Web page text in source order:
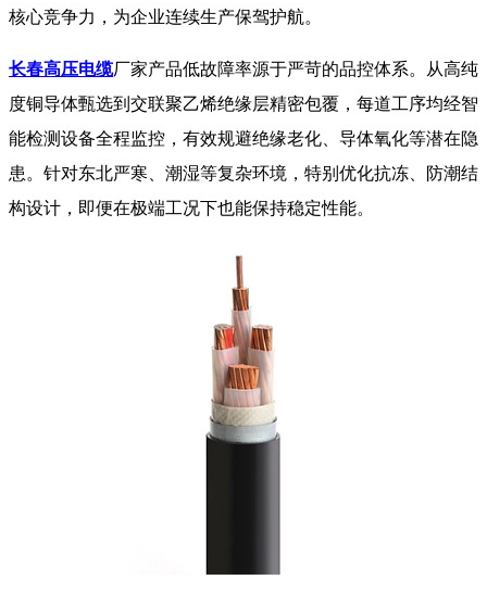
核心竞争力，为企业连续生产保驾护航。
长春高压电缆厂家产品低故障率源于严苛的品控体系。从高纯
度铜导体甄选到交联聚乙烯绝缘层精密包覆，每道工序均经智
能检测设备全程监控，有效规避绝缘老化、导体氧化等潜在隐
患。针对东北严寒、潮湿等复杂环境，特别优化抗冻、防潮结
构设计，即便在极端工况下也能保持稳定性能。